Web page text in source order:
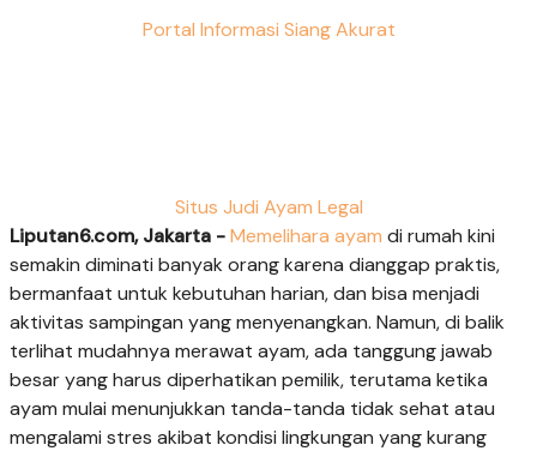
Portal Informasi Siang Akurat
Situs Judi Ayam Legal
Liputan6.com, Jakarta -Memelihara ayam di rumah kini
semakin diminati banyak orang karena dianggap praktis,
bermanfaat untuk kebutuhan harian, dan bisa menjadi
aktivitas sampingan yang menyenangkan. Namun, di balik
terlihat mudahnya merawat ayam, ada tanggung jawab
besar yang harus diperhatikan pemilik, terutama ketika
ayam mulai menunjukkan tanda-tanda tidak sehat atau
mengalami stres akibat kondisi lingkungan yang kurang